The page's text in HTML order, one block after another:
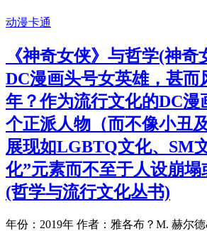
动漫卡通
《神奇女侠》与哲学(神奇
DC漫画头号女英雄，甚而
年？作为流行文化的DC漫
个正派人物（而不像小丑
展现如LGBTQ文化、SM
化”元素而不至于人设崩塌
(哲学与流行文化丛书)
年份：2019年 作者：雅各布？M. 赫尔德